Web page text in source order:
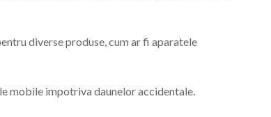
diverse produse, cum ar fi aparatele
mobile impotriva daunelor accidentale.